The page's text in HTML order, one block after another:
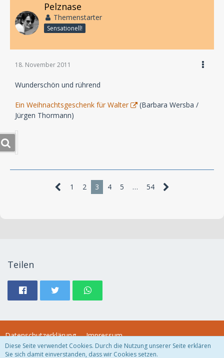
Pelznase
Themenstarter
Sensationell!
18. November 2011
Wunderschön und rührend
Ein Weihnachtsgeschenk für Walter
(Barbara Wersba /
Jürgen Thormann)
1 2 3 4 5 … 54
Teilen
Datenschutzerklärung Impressum
Diese Seite verwendet Cookies. Durch die Nutzung unserer Seite erklären
Sie sich damit einverstanden, dass wir Cookies setzen.